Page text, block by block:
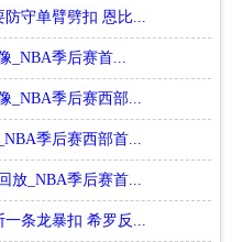
守单臂劈扣 恩比...
_NBA季后赛首...
_NBA季后赛西部...
季后赛西部首...
放_NBA季后赛首...
条龙暴扣 希罗反...